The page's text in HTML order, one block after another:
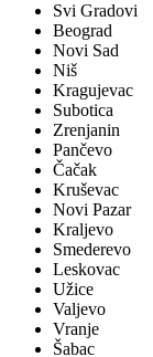
Svi Gradovi
Beograd
Novi Sad
Niš
Kragujevac
Subotica
Zrenjanin
Pančevo
Čačak
Kruševac
Novi Pazar
Kraljevo
Smederevo
Leskovac
Užice
Valjevo
Vranje
Šabac